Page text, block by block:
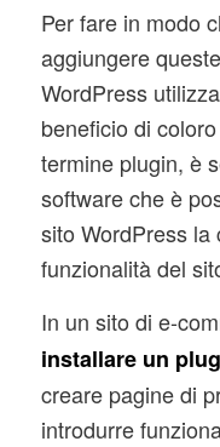
Per fare in modo
aggiungere
WordPress
beneficio di
termine plugin, è
software che è
sito WordPress
funzionalità del
In un sito di e-
installare un
creare pagine di
introdurre